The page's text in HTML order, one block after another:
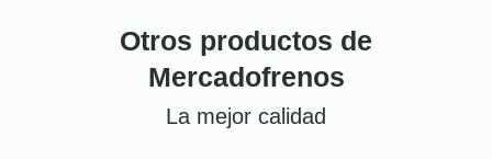
Otros productos de
Mercadofrenos
La mejor calidad